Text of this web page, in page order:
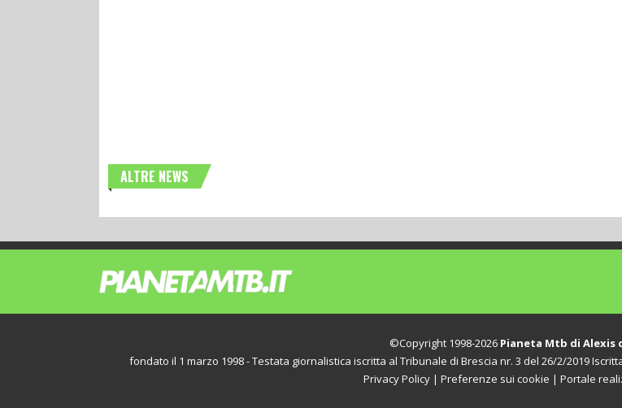
ALTRE NEWS
©Copyright 1998-2026 Pianeta Mtb di Alexis
fondato il 1 marzo 1998 - Testata giornalistica iscritta al Tribunale di Brescia nr. 3 del 26/2/2019
Privacy Policy | Preferenze sui cookie | Portale